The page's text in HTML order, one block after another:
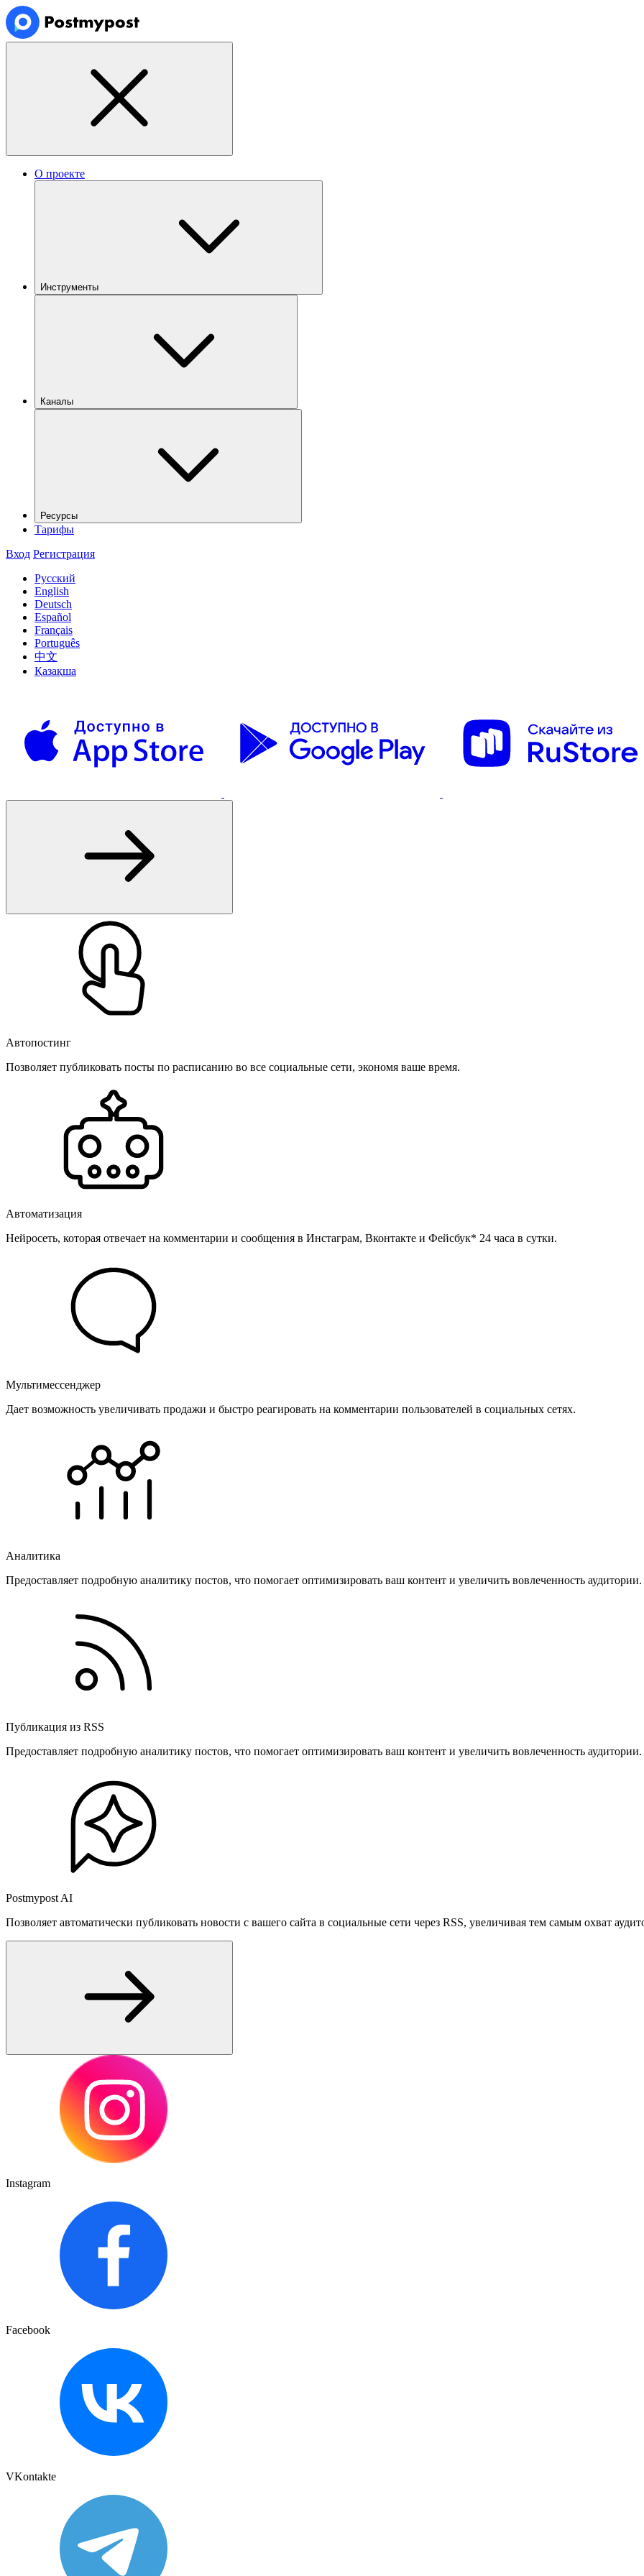
О проекте
Инструменты
Каналы
Ресурсы
Тарифы
Вход Регистрация
Русский
English
Deutsch
Español
Français
Português
中文
Қазақша
Автопостинг
Позволяет публиковать посты по расписанию во все социальные сети, экономя ваше время.
Автоматизация
Нейросеть, которая отвечает на комментарии и сообщения в Инстаграм, Вконтакте и Фейсбук* 24 часа в сутки.
Мультимессенджер
Дает возможность увеличивать продажи и быстро реагировать на комментарии пользователей в социальных сетях.
Аналитика
Предоставляет подробную аналитику постов, что помогает оптимизировать ваш контент и увеличить вовлеченность аудитории.
Публикация из RSS
Предоставляет подробную аналитику постов, что помогает оптимизировать ваш контент и увеличить вовлеченность аудитории.
Postmypost AI
Позволяет автоматически публиковать новости с вашего сайта в социальные сети через RSS, увеличивая тем самым охват
Instagram
Facebook
VKontakte